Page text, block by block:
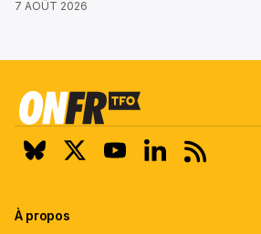
7 AOÛT 2026
À propos